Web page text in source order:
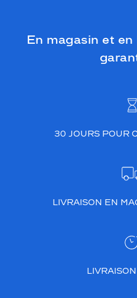
En magasin et
30 JOURS POUR
LIVRAISON EN